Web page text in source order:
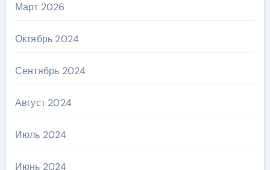
Март 2026
Октябрь 2024
Сентябрь 2024
Август 2024
Июль 2024
Июнь 2024